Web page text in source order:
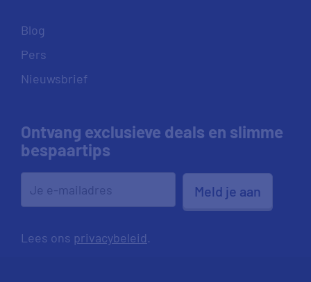
Blog
Pers
Nieuwsbrief
Ontvang exclusieve deals en slimme
bespaartips
Meld je aan
Lees ons privacybeleid.